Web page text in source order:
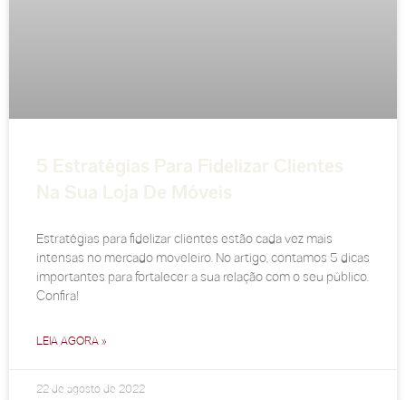
5 Estratégias Para Fidelizar Clientes
Na Sua Loja De Móveis
Estratégias para fidelizar clientes estão cada vez mais
intensas no mercado moveleiro. No artigo, contamos 5 dicas
importantes para fortalecer a sua relação com o seu público.
Confira!
LEIA AGORA »
22 de agosto de 2022